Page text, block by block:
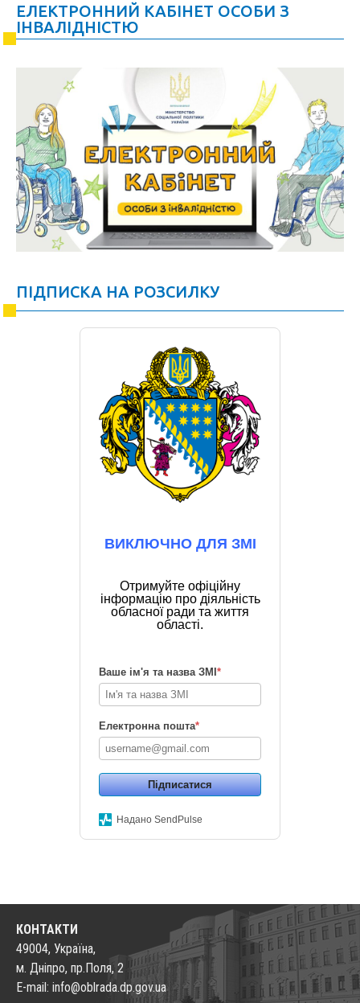
ЕЛЕКТРОННИЙ КАБІНЕТ ОСОБИ З
ІНВАЛІДНІСТЮ
ПІДПИСКА НА РОЗСИЛКУ
ВИКЛЮЧНО ДЛЯ ЗМІ
Отримуйте офіційну
інформацію про діяльність
обласної ради та життя
області.
Ваше ім'я та назва ЗМІ *
Електронна пошта*
Підписатися
Надано SendPulse
КОНТАКТИ
49004, Україна,
м. Дніпро, пр.Поля, 2
E-mail: info@oblrada.dp.gov.ua